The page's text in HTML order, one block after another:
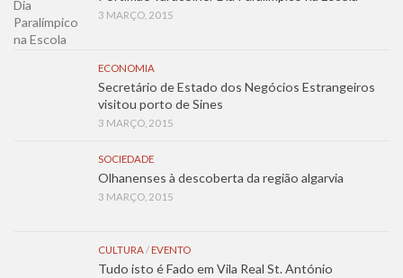
3 MARÇO, 2015
ECONOMIA
Secretário de Estado dos Negócios Estrangeiros
visitou porto de Sines
3 MARÇO, 2015
SOCIEDADE
Olhanenses à descoberta da região algarvia
3 MARÇO, 2015
CULTURA/ EVENTO
Tudo isto é Fado em Vila Real St. António